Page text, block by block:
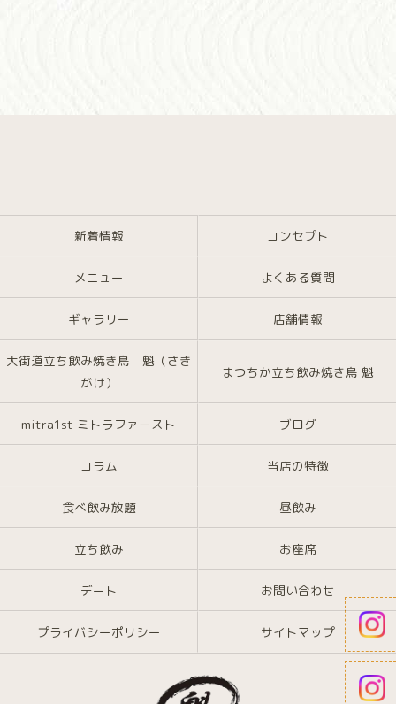
新着情報 コンセプト
メニュー よくある質問
ギャラリー 店舗情報
大街道立ち飲み焼き鳥 魁（さき
がけ）
まつちか立ち飲み焼き鳥 魁
mitra1st ミトラファースト ブログ
コラム 当店の特徴
食べ飲み放題 昼飲み
立ち飲み お座席
デート お問い合わせ
プライバシーポリシー サイトマップ